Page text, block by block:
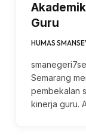
Guru
HUMAS
Semarang
pembekalan
kinerja guru.